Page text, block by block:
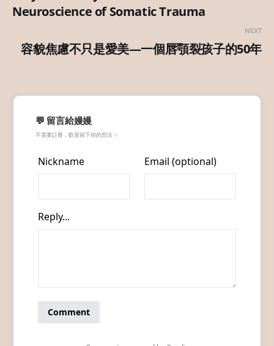
Neuroscience of Somatic Trauma
NEXT
容貌焦慮不只是愛美—一個唇顎裂孩子的50年
💬 留言給嫚嫚
不需要註冊，歡迎留下你的想法 ✨